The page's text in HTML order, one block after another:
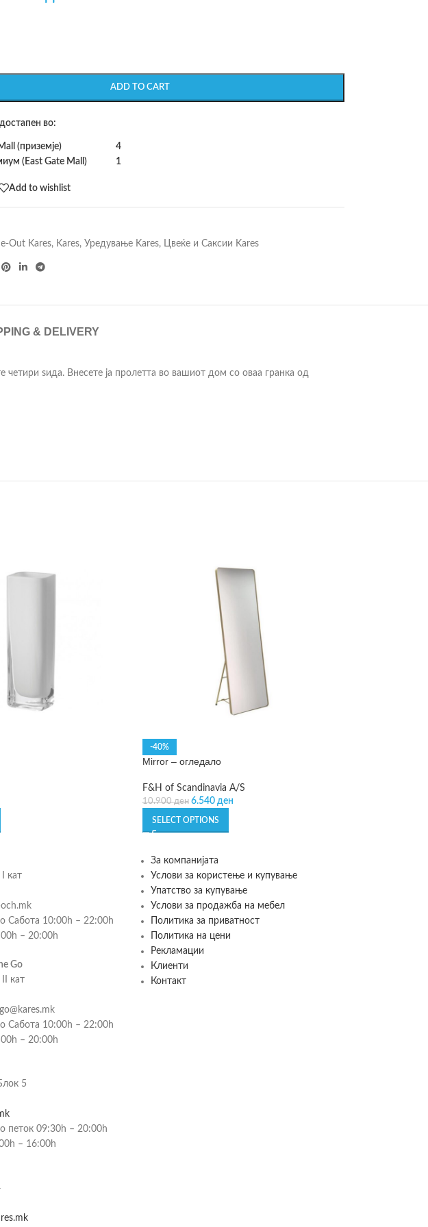
ADD TO CART
во:
(приземје)
4
(East Gate Mall)
1
Add to wishlist
Out Kares, Kares, Уредување Kares, Цвеќе и Саксии Kares
& DELIVERY
четири ѕида. Внесете ја пролетта во вашиот дом со оваа гранка од
-40%
Mirror – огледало
F&H of Scandinavia A/S
10.900ден 6.540 ден
SELECT OPTIONS
I кат
Сабота 10:00h – 22:00h
– 20:00h
Go
II кат
Сабота 10:00h – 22:00h
– 20:00h
5
петок 09:30h – 20:00h
– 16:00h
За компанијата
Услови за користење и купување
Упатство за купување
Услови за продажба на мебел
Политика за приватност
Политика на цени
Рекламации
Клиенти
Контакт